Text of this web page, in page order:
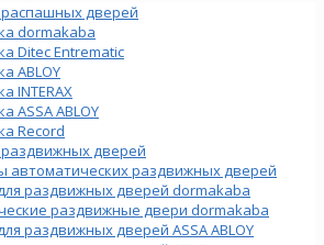
дверей
dormakaba
Ditec Entrematic
ABLOY
INTERAX
ASSA ABLOY
Record
дверей
автоматических раздвижных дверей
раздвижных дверей dormakaba
раздвижные двери dormakaba
раздвижных дверей ASSA ABLOY